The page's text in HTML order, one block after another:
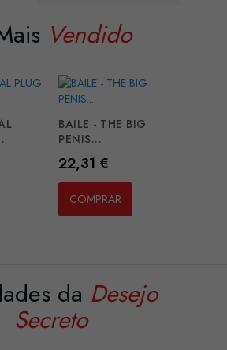
Vendido
BAILE - THE BIG
PENIS...
Preço
22,31 €
COMPRAR
da Desejo
Secreto